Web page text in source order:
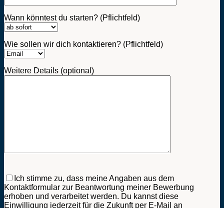
Wann könntest du starten? (Pflichtfeld)
Wie sollen wir dich kontaktieren? (Pflichtfeld)
Weitere Details (optional)
lasse
dieses
Feld
leer.
Ich stimme zu, dass meine Angaben aus dem
Kontaktformular zur Beantwortung meiner Bewerbung
erhoben und verarbeitet werden. Du kannst diese
Einwilligung jederzeit für die Zukunft per E-Mail an